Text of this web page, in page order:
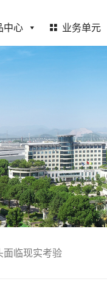
中心 业务单元
面临现实考验